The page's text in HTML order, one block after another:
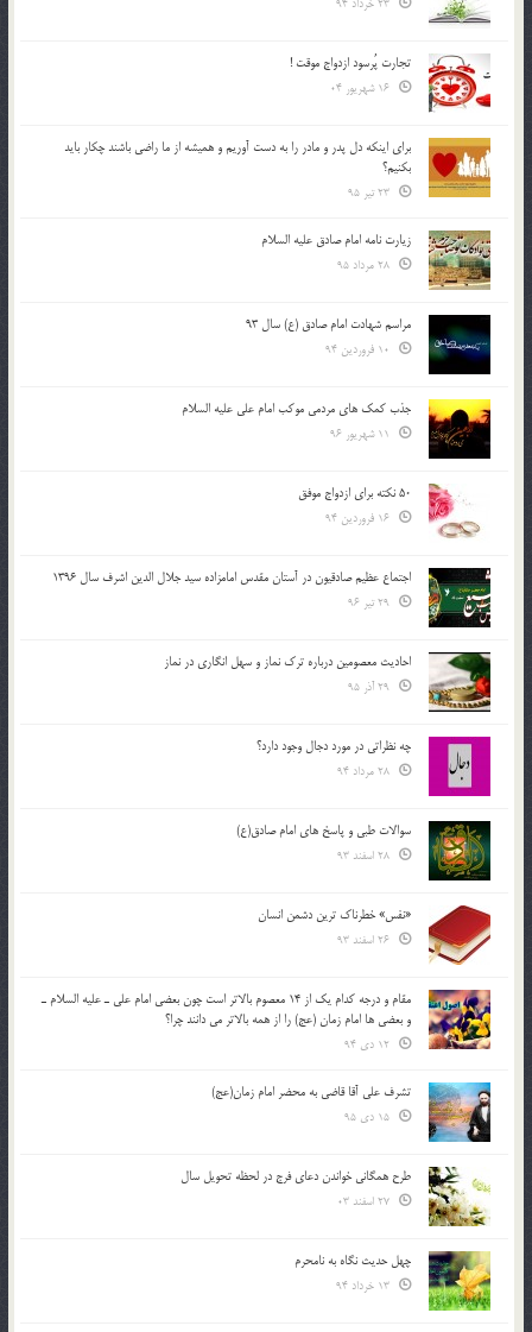
تجارت پُرسود ازدواج موقت !
براي اينكه دل پدر و مادر را به دست آوريم و هميشه از ما راضي باشند چكار بايد
بكنيم؟
زیارت نامه امام صادق علیه السلام
مراسم شهادت امام صادق (ع) سال 93
جذب کمک های مردمی موکب امام علی علیه السلام
50 نکته برای ازدواج موفق
اجتماع عظیم صادقیون در آستان مقدس امامزاده سید جلال الدین اشرف سال 1396
احادیث معصومین درباره ترک نماز و سهل انگاری در نماز
چه نظراتی در مورد دجال وجود دارد؟
سوالات طبی و پاسخ های امام صادق(ع)
«نفس» خطرناک ترین دشمن انسان
مقام و درجه كدام يك از 14 معصوم بالاتر است چون بعضي امام علي ـ عليه السلام ـ
و بعضي ها امام زمان (عج) را از همه بالاتر مي دانند چرا؟
تشرف علي آقا قاضي به محضر امام زمان(عج)
طرح همگانی خواندن دعای فرج در لحظه تحویل سال
چهل حدیث نگاه به نامحرم